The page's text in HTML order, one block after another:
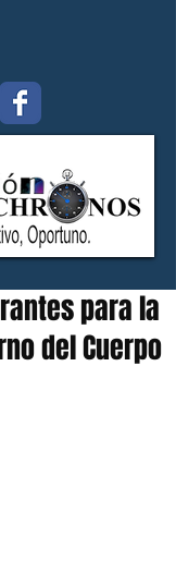
para la
del Cuerpo